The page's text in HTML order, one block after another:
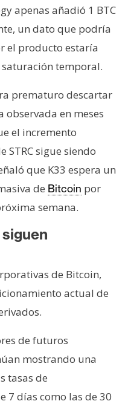
apenas añadió 1 BTC
un dato que podría
el producto estaría
temporal.
prematuro descartar
en meses
el incremento
STRC sigue siendo
que K33 espera un
de Bitcoin por
semana.
de Bitcoin,
actual de
de futuros
mostrando una
tasas de
7 días como las de 30